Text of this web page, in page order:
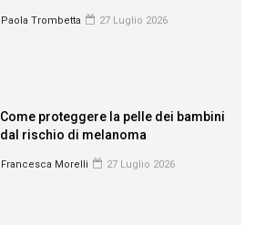
Paola Trombetta 27 Luglio 2026
Come proteggere la pelle dei bambini
dal rischio di melanoma
Francesca Morelli 27 Luglio 2026